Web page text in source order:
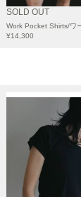
SOLD OUT
¥14,300